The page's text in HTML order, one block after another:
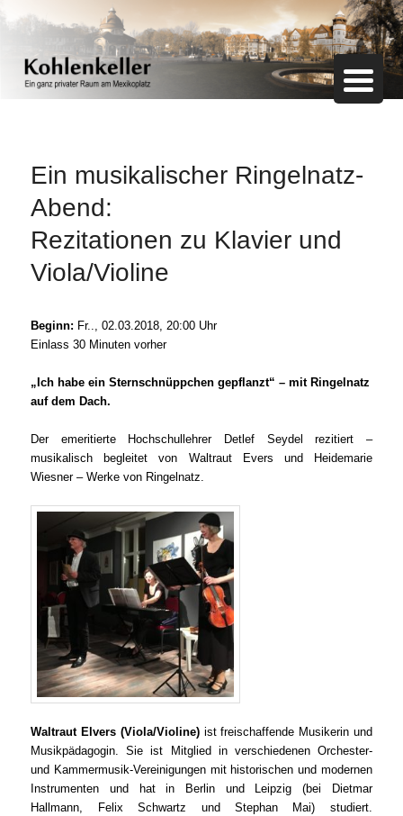
Kohlenkeller
Ein ganz privater Raum am Mexikoplatz
Ein musikalischer Ringelnatz-
Abend:
Rezitationen zu Klavier und
Viola/Violine
Beginn: Fr.., 02.03.2018, 20:00 Uhr
Einlass 30 Minuten vorher
„Ich habe ein Sternschnüppchen gepflanzt“ – mit Ringelnatz
auf dem Dach.
Der emeritierte Hochschullehrer Detlef Seydel rezitiert –
musikalisch begleitet von Waltraut Evers und Heidemarie
Wiesner – Werke von Ringelnatz.
Waltraut Elvers (Viola/Violine)ist freischaffende Musikerin und
Musikpädagogin. Sie ist Mitglied in verschiedenen Orchester-
und Kammermusik-Vereinigungen mit historischen und modernen
Instrumenten und hat in Berlin und Leipzig (bei Dietmar
Hallmann, Felix Schwartz und Stephan Mai) studiert.